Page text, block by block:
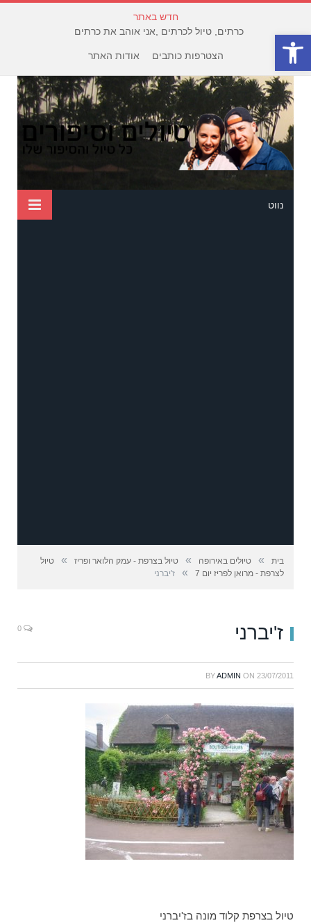
פתח סרגל נגישות
חדש באתר
כרתים, טיול לכרתים ,אני אוהב את כרתים
הצטרפות כותבים אודות האתר
נווט
בית » טיולים באירופה » טיול בצרפת - עמק הלואר ופריז »
טיול
לצרפת - מרואן לפריז יום 7
» ז'יברני
ז'יברני
BYADMIN ON 23/07/2011
טיול בצרפת קלוד מונה בז'יברני